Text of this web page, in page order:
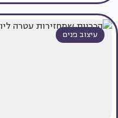
עיצוב פנים